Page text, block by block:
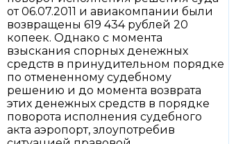
от 06.07.2011 и авиакомпании были
возвращены 619 434 рублей 20
копеек. Однако с момента
взыскания спорных денежных
средств в принудительном порядке
по отмененному судебному
решению и до момента возврата
этих денежных средств в порядке
поворота исполнения судебного
акта аэропорт, злоупотребив